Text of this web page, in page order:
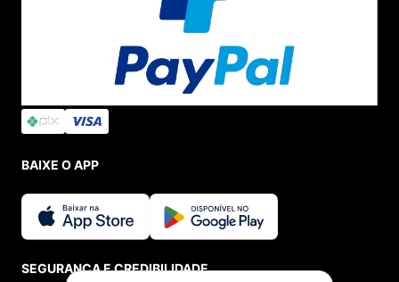
BAIXE O APP
SEGURANÇA E CREDIBILIDADE